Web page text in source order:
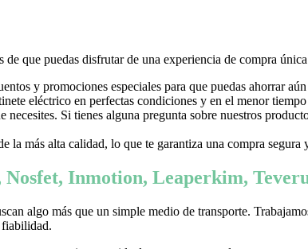
que puedas disfrutar de una experiencia de compra
y promociones especiales para que puedas ahorrar aún
eléctrico en perfectas condiciones y en el menor
Si tienes alguna pregunta sobre nuestros
la más alta calidad, lo que te garantiza una compra segura
Inmotion, Leaperkim,
algo más que un simple medio de transporte.